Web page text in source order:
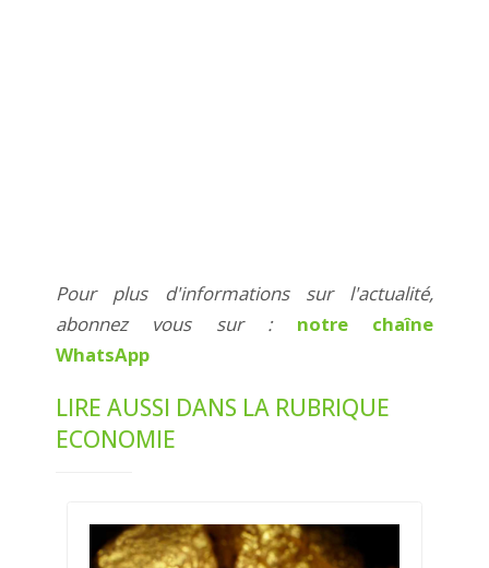
Pour plus d'informations sur l'actualité,
abonnez vous sur : notre chaîne
WhatsApp
LIRE AUSSI DANS LA RUBRIQUE
ECONOMIE